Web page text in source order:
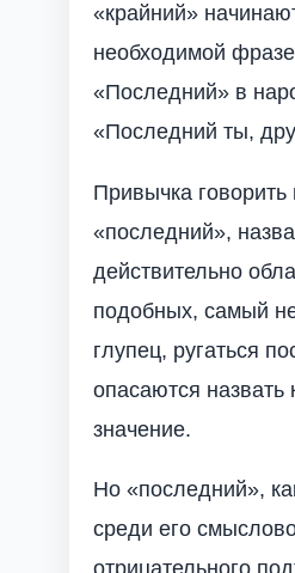
«крайний»
необходимой
«Последний» в
«Последний ты,
Привычка говорить
«последний»,
действительно
подобных, самый
глупец, ругаться
опасаются назвать
значение.
Но «последний»,
среди его